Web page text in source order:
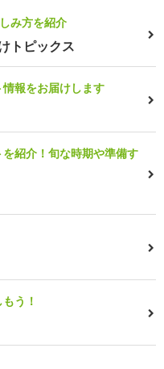
み方を紹介
トピックス
報をお届けします
紹介！旬な時期や準備す
う！